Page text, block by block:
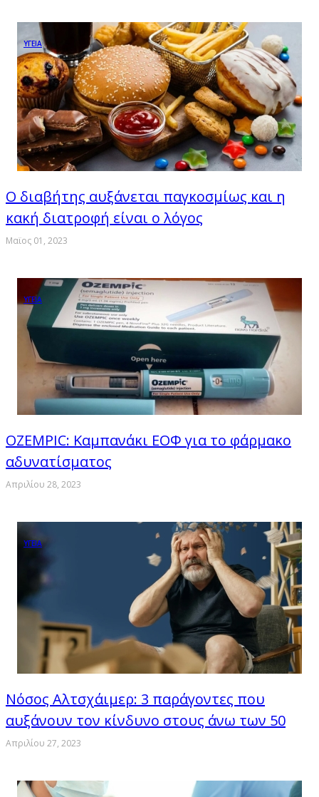
ΥΓΕΙΑ
Ο διαβήτης αυξάνεται παγκοσμίως και η
κακή διατροφή είναι ο λόγος
Μαϊος 01, 2023
ΥΓΕΙΑ
OZEMPIC: Καμπανάκι ΕΟΦ για το φάρμακο
αδυνατίσματος
Απριλίου 28, 2023
ΥΓΕΙΑ
Νόσος Αλτσχάιμερ: 3 παράγοντες που
αυξάνουν τον κίνδυνο στους άνω των 50
Απριλίου 27, 2023